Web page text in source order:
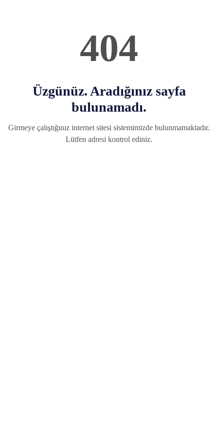
404
Üzgünüz. Aradığınız sayfa
bulunamadı.
Girmeye çalıştığınız internet sitesi sistemimizde bulunmamaktadır.
Lütfen adresi kontrol ediniz.